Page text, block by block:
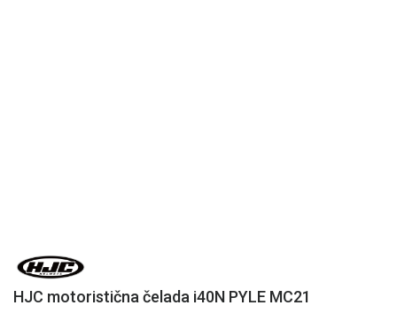
HJC motoristična čelada i40N PYLE MC21